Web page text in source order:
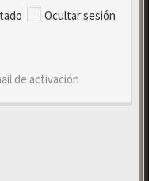
Ocultar sesión
de activación